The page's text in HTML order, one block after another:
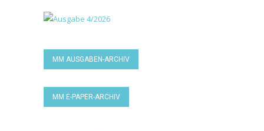
MM AUSGABEN-ARCHIV
MM E-PAPER-ARCHIV